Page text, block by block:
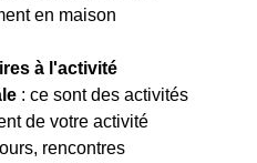
en maison
à l'activité
: ce sont des activités
de votre activité
rencontres